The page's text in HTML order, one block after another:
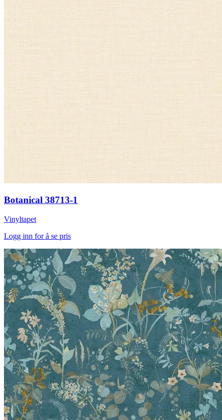
Botanical 38713-1
Vinyltapet
Logg inn for å se pris